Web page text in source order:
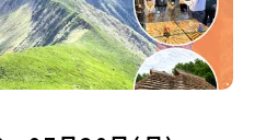
えする説明会です。その場所な
えします！🚩現在公開中の個別
定）【5/7(木)】北海道平取町
地域留学の情報▼おためし地域
LINEにて配信中！ぜひご登録く
は、江戸時代から400年以上続く
かま）で粘土を焼いてつくるも
も受け継がれています。世界で
の中から生まれました。長い歴
工夫、そして“つくる人の想
た、文化施設が「日本遺産」や